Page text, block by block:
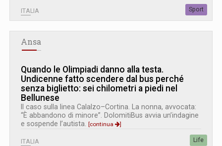
ITALIA Sport
Ansa
Quando le Olimpiadi danno alla testa.
Undicenne fatto scendere dal bus perché
senza biglietto: sei chilometri a piedi nel
Bellunese
Il caso sulla linea Calalzo–Cortina. La nonna, avvocata:
“È abbandono di minore”. DolomitiBus avvia un’indagine
e sospende l’autista.
[continua ]
ITALIA Life